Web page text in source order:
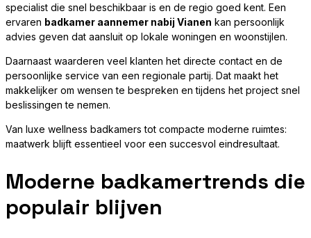
specialist die snel beschikbaar is en de regio goed kent. Een
ervaren badkamer aannemer nabij Vianen kan persoonlijk
advies geven dat aansluit op lokale woningen en woonstijlen.
Daarnaast waarderen veel klanten het directe contact en de
persoonlijke service van een regionale partij. Dat maakt het
makkelijker om wensen te bespreken en tijdens het project snel
beslissingen te nemen.
Van luxe wellness badkamers tot compacte moderne ruimtes:
maatwerk blijft essentieel voor een succesvol eindresultaat.
Moderne badkamertrends die
populair blijven